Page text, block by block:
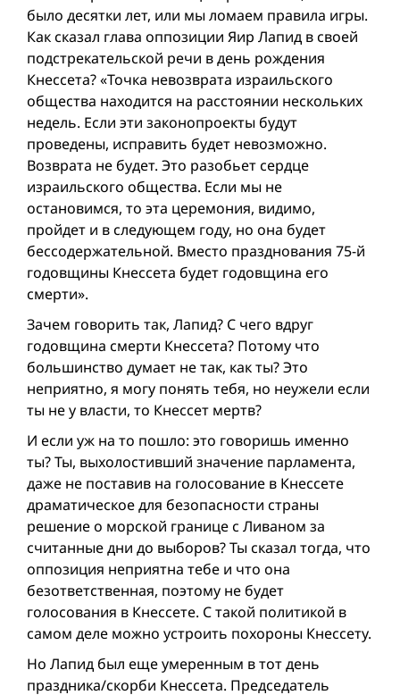
было десятки лет, или мы ломаем правила игры.
Как сказал глава оппозиции Яир Лапид в своей
подстрекательской речи в день рождения
Кнессета? «Точка невозврата израильского
общества находится на расстоянии нескольких
недель. Если эти законопроекты будут
проведены, исправить будет невозможно.
Возврата не будет. Это разобьет сердце
израильского общества. Если мы не
остановимся, то эта церемония, видимо,
пройдет и в следующем году, но она будет
беcсодержательной. Вместо празднования 75-й
годовщины Кнессета будет годовщина его
смерти».
Зачем говорить так, Лапид? С чего вдруг
годовщина смерти Кнессета? Потому что
большинство думает не так, как ты? Это
неприятно, я могу понять тебя, но неужели если
ты не у власти, то Кнессет мертв?
И если уж на то пошло: это говоришь именно
ты? Ты, выхолостивший значение парламента,
даже не поставив на голосование в Кнессете
драматическое для безопасности страны
решение о морской границе с Ливаном за
считанные дни до выборов? Ты сказал тогда, что
оппозиция неприятна тебе и что она
безответственная, поэтому не будет
голосования в Кнессете. С такой политикой в
самом деле можно устроить похороны Кнессету.
Но Лапид был еще умеренным в тот день
праздника/скорби Кнессета. Председатель